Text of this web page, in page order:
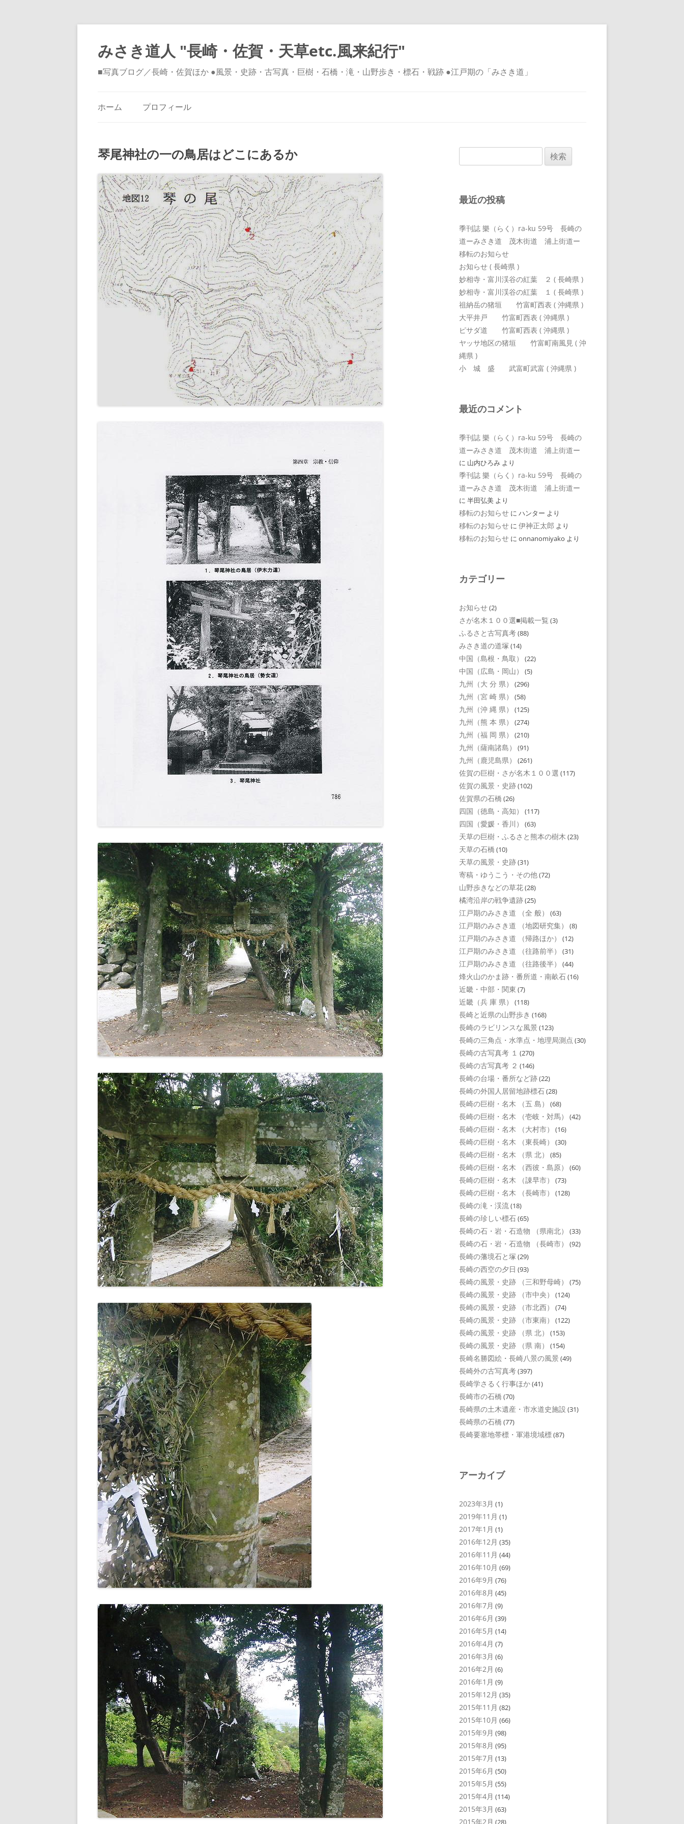
みさき道人 "長崎・佐賀・天草etc.風来紀行"
■写真ブログ／長崎・佐賀ほか ●風景・史跡・古写真・巨樹・石橋・滝・山野歩き・標石・戦跡 ●江戸期の「みさき道」
ホーム プロフィール
琴尾神社の一の鳥居はどこにあるか
索:
最近の投稿
季刊誌 樂（らく）ra-ku 59号 長崎の
道ーみさき道 茂木街道 浦上街道ー
移転のお知らせ
お知らせ ( 長崎県 )
妙相寺・富川渓谷の紅葉 ２ ( 長崎県 )
妙相寺・富川渓谷の紅葉 １ ( 長崎県 )
祖納岳の猪垣 竹富町西表 ( 沖縄県 )
大平井戸 竹富町西表 ( 沖縄県 )
ピサダ道 竹富町西表 ( 沖縄県 )
ヤッサ地区の猪垣 竹富町南風見 ( 沖
縄県 )
小 城 盛 武富町武富 ( 沖縄県 )
最近のコメント
季刊誌 樂（らく）ra-ku 59号 長崎の
道ーみさき道 茂木街道 浦上街道ー
に 山内ひろみ より
季刊誌 樂（らく）ra-ku 59号 長崎の
道ーみさき道 茂木街道 浦上街道ー
に 半田弘美 より
移転のお知らせ に ハンター より
移転のお知らせ に 伊神正太郎 より
移転のお知らせ に onnanomiyako より
カテゴリー
お知らせ(2)
さが名木１００選■掲載一覧 (3)
ふるさと古写真考(88)
みさき道の道塚 (14)
中国（島根・鳥取） (22)
中国（広島・岡山） (5)
九州（大 分 県） (296)
九州（宮 崎 県） (58)
九州（沖 縄 県） (125)
九州（熊 本 県） (274)
九州（福 岡 県） (210)
九州（薩南諸島） (91)
九州（鹿児島県） (261)
佐賀の巨樹・さが名木１００選 (117)
佐賀の風景・史跡(102)
佐賀県の石橋 (26)
四国（徳島・高知） (117)
四国（愛媛・香川） (63)
天草の巨樹・ふるさと熊本の樹木 (23)
天草の石橋 (10)
天草の風景・史跡(31)
寄稿・ゆうこう・その他(72)
山野歩きなどの草花(28)
橘湾沿岸の戦争遺跡(25)
江戸期のみさき道 （全 般） (63)
江戸期のみさき道 （地図研究集） (8)
江戸期のみさき道 （帰路ほか） (12)
江戸期のみさき道 （往路前半） (31)
江戸期のみさき道 （往路後半） (44)
烽火山のかま跡・番所道・南畝石(16)
近畿・中部・関東 (7)
近畿（兵 庫 県） (118)
長崎と近県の山野歩き (168)
長崎のラビリンスな風景 (123)
長崎の三角点・水準点・地理局測点 (30)
長崎の古写真考 １ (270)
長崎の古写真考 ２ (146)
長崎の台場・番所など跡(22)
長崎の外国人居留地跡標石(28)
長崎の巨樹・名木 （五 島） (68)
長崎の巨樹・名木 （壱岐・対馬） (42)
長崎の巨樹・名木 （大村市） (16)
長崎の巨樹・名木 （東長崎） (30)
長崎の巨樹・名木 （県 北） (85)
長崎の巨樹・名木 （西彼・島原） (60)
長崎の巨樹・名木 （諌早市） (73)
長崎の巨樹・名木 （長崎市） (128)
長崎の滝・渓流(18)
長崎の珍しい標石(65)
長崎の石・岩・石造物 （県南北） (33)
長崎の石・岩・石造物 （長崎市） (92)
長崎の藩境石と塚 (29)
長崎の西空の夕日 (93)
長崎の風景・史跡 （三和野母崎） (75)
長崎の風景・史跡 （市中央） (124)
長崎の風景・史跡 （市北西） (74)
長崎の風景・史跡 （市東南） (122)
長崎の風景・史跡 （県 北） (153)
長崎の風景・史跡 （県 南） (154)
長崎名勝図絵・長崎八景の風景 (49)
長崎外の古写真考(397)
長崎学さるく行事ほか(41)
長崎市の石橋 (70)
長崎県の土木遺産・市水道史施設 (31)
長崎県の石橋 (77)
長崎要塞地帯標・軍港境域標(87)
アーカイブ
2023年3月 (1)
2019年11月 (1)
2017年1月 (1)
2016年12月 (35)
2016年11月 (44)
2016年10月 (69)
2016年9月 (76)
2016年8月 (45)
2016年7月 (9)
2016年6月 (39)
2016年5月 (14)
2016年4月 (7)
2016年3月 (6)
2016年2月 (6)
2016年1月 (9)
2015年12月 (35)
2015年11月 (82)
2015年10月 (66)
2015年9月 (98)
2015年8月 (95)
2015年7月 (13)
2015年6月 (50)
2015年5月 (55)
2015年4月 (114)
2015年3月 (63)
2015年2月 (28)